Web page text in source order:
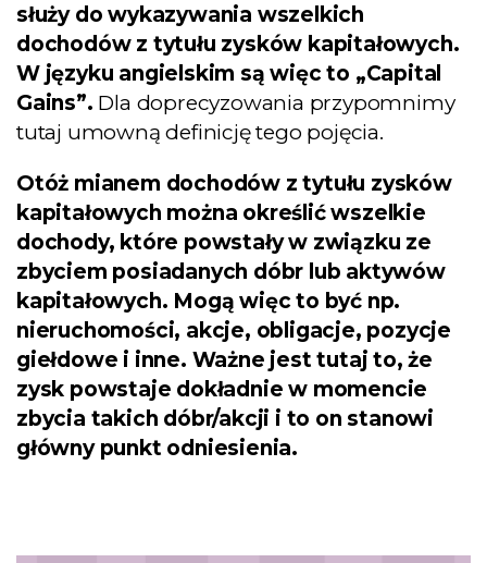
służy do wykazywania wszelkich
dochodów z tytułu zysków kapitałowych.
W języku angielskim są więc to „Capital
Gains”. Dla doprecyzowania przypomnimy
tutaj umowną definicję tego pojęcia.
Otóż mianem dochodów z tytułu zysków
kapitałowych można określić wszelkie
dochody, które powstały w związku ze
zbyciem posiadanych dóbr lub aktywów
kapitałowych. Mogą więc to być np.
nieruchomości, akcje, obligacje, pozycje
giełdowe i inne. Ważne jest tutaj to, że
zysk powstaje dokładnie w momencie
zbycia takich dóbr/akcji i to on stanowi
główny punkt odniesienia.